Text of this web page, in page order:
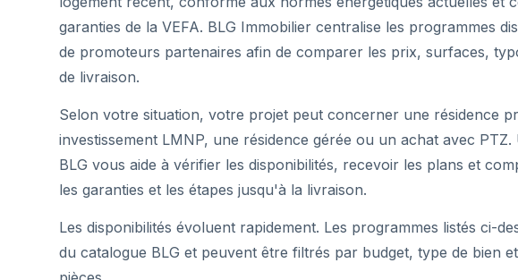
garanties de la VEFA. BLG Immobilier centralise les programmes
de promoteurs partenaires afin de comparer les prix, surfaces,
de livraison.
Selon votre situation, votre projet peut concerner une résidence
investissement LMNP, une résidence gérée ou un achat avec
BLG vous aide à vérifier les disponibilités, recevoir les plans et
les garanties et les étapes jusqu'à la livraison.
Les disponibilités évoluent rapidement. Les programmes listés ci-
du catalogue BLG et peuvent être filtrés par budget, type de bien